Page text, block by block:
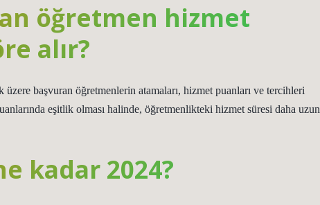
öğretmen hizmet
alır?
başvuran öğretmenlerin atamaları, hizmet puanları ve tercihleri
eşitlik olması halinde, öğretmenlikteki hizmet süresi daha uzun
kadar 2024?